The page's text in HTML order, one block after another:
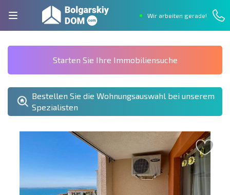
Wir arbeiten gerade!
Starten Sie Ihre Immobiliensuche
Bestellen Sie die Wohnungsauswahl bei unserem
Spezialisten